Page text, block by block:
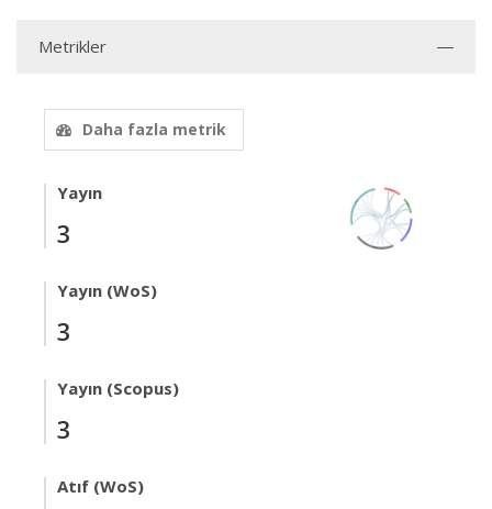
Metrikler
Daha fazla metrik
Yayın
3
Yayın (WoS)
3
Yayın (Scopus)
3
Atıf (WoS)